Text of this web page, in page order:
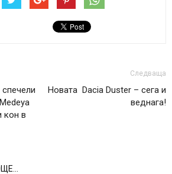
кон в
Следваща
Новата Dacia Duster – сега и
веднага!